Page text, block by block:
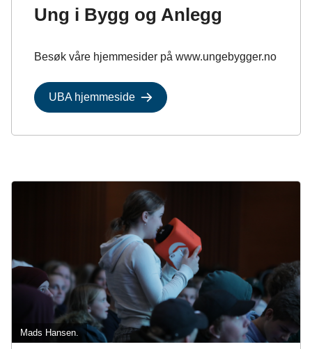
Ung i Bygg og Anlegg
Besøk våre hjemmesider på www.ungebygger.no
UBA hjemmeside
Mads Hansen.